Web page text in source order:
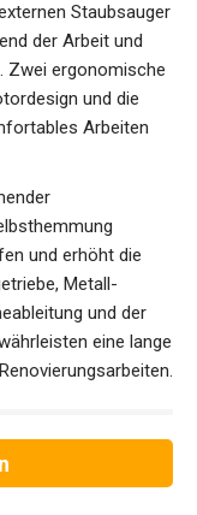
Staubsauger
der Arbeit und
Zwei ergonomische
und die
Arbeiten
und erhöht die
Metall-
und der
eine lange